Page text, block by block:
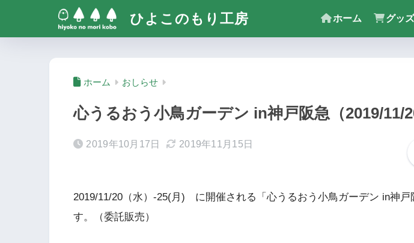
ひよこのもり工房 ホーム グッ
ホーム おしらせ
心うるおう小鳥ガーデン in神戸阪急（2019/11/
2019年10月17日 2019年11月15日
2019/11/20（水）-25(月) に開催される「心うるおう小鳥ガーデン in神戸
す。（委託販売）